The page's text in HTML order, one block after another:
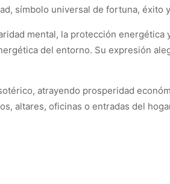
símbolo universal de fortuna, éxito
mental, la protección
del entorno. Su expresión
atrayendo prosperidad
altares, oficinas o entradas del